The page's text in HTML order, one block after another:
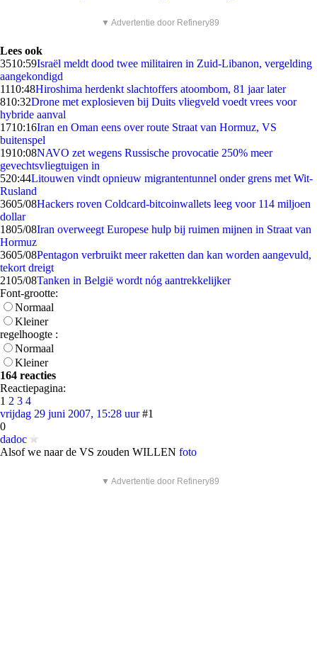
▼ Advertentie door Refinery89
Lees ook
3510:59Israël meldt dood twee militairen in Zuid-Libanon, vergelding
aangekondigd
1110:48Hiroshima herdenkt slachtoffers atoombom, 81 jaar later
810:32Drone met explosieven bij Duits vliegveld voedt vrees voor
hybride aanval
1710:16Iran en Oman eens over route Straat van Hormuz, VS
buitenspel
1910:08NAVO zet wegens Russische provocatie 250% meer
gevechtsvliegtuigen in
520:44Litouwen vindt opnieuw migrantentunnel onder grens met Wit-
Rusland
3605/08Hackers roven Coldcard-bitcoinwallets leeg voor 114 miljoen
dollar
1805/08Iran overweegt Europese hulp bij ruimen mijnen in Straat van
Hormuz
3605/08Pentagon verbruikt meer raketten dan kan worden aangevuld,
tekort dreigt
2105/08Tanken in België wordt nóg aantrekkelijker
Font-grootte:
Normaal
Kleiner
regelhoogte :
Normaal
Kleiner
164 reacties
Reactiepagina:
1 2 3 4
vrijdag 29 juni 2007, 15:28 uur #1
0
dadoc
Alsof we naar de VS zouden WILLEN foto
▼ Advertentie door Refinery89